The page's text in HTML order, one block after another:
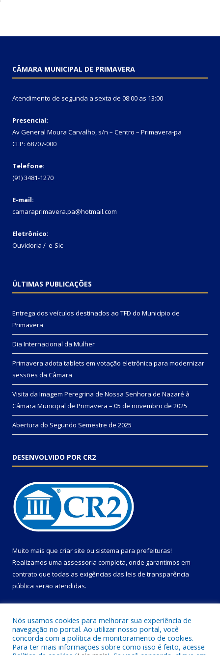
CÂMARA MUNICIPAL DE PRIMAVERA
Atendimento de segunda a sexta de 08:00 as 13:00
Presencial:
Av General Moura Carvalho, s/n – Centro – Primavera-pa
CEP: 68707-000
Telefone:
(91) 3481-1270
E-mail:
camaraprimavera.pa@hotmail.com
Eletrônico:
Ouvidoria / e-Sic
ÚLTIMAS PUBLICAÇÕES
Entrega dos veículos destinados ao TFD do Município de
Primavera
Dia Internacional da Mulher
Primavera adota tablets em votação eletrônica para modernizar
sessões da Câmara
Visita da Imagem Peregrina de Nossa Senhora de Nazaré à
Câmara Municipal de Primavera – 05 de novembro de 2025
Abertura do Segundo Semestre de 2025
DESENVOLVIDO POR CR2
Muito mais que criar site ou sistema para prefeituras!
Realizamos uma assessoria completa, onde garantimos em
contrato que todas as exigências das leis de transparência
pública serão atendidas.
Nós usamos cookies para melhorar sua experiência de
navegação no portal. Ao utilizar nosso portal, você
concorda com a política de monitoramento de cookies.
Para ter mais informações sobre como isso é feito, acesse